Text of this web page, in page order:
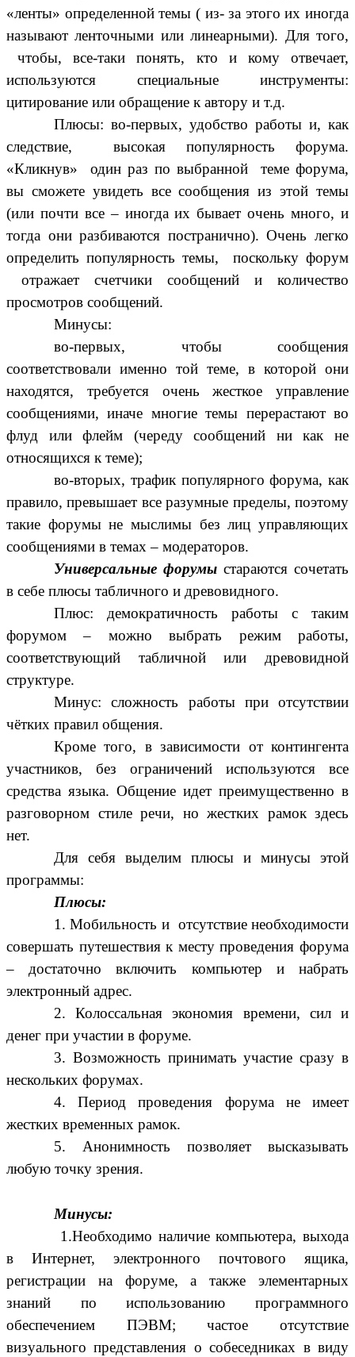
«ленты» определенной темы ( из- за этого их иногда
называют ленточными или линеарными). Для того,
чтобы, все-таки понять, кто и кому отвечает,
используются специальные инструменты:
цитирование или обращение к автору и т.д.
Плюсы: во-первых, удобство работы и, как
следствие, высокая популярность форума.
«Кликнув» один раз по выбранной теме форума,
вы сможете увидеть все сообщения из этой темы
(или почти все – иногда их бывает очень много, и
тогда они разбиваются постранично). Очень легко
определить популярность темы, поскольку форум
отражает счетчики сообщений и количество
просмотров сообщений.
Минусы:
во-первых, чтобы сообщения
соответствовали именно той теме, в которой они
находятся, требуется очень жесткое управление
сообщениями, иначе многие темы перерастают во
флуд или флейм (череду сообщений ни как не
относящихся к теме);
во-вторых, трафик популярного форума, как
правило, превышает все разумные пределы, поэтому
такие форумы не мыслимы без лиц управляющих
сообщениями в темах – модераторов.
Универсальные форумы стараются сочетать
в себе плюсы табличного и древовидного.
Плюс: демократичность работы с таким
форумом – можно выбрать режим работы,
соответствующий табличной или древовидной
структуре.
Минус: сложность работы при отсутствии
чётких правил общения.
Кроме того, в зависимости от контингента
участников, без ограничений используются все
средства языка. Общение идет преимущественно в
разговорном стиле речи, но жестких рамок здесь
нет.
Для себя выделим плюсы и минусы этой
программы:
Плюсы:
1. Мобильность и отсутствие необходимости
совершать путешествия к месту проведения форума
– достаточно включить компьютер и набрать
электронный адрес.
2. Колоссальная экономия времени, сил и
денег при участии в форуме.
3. Возможность принимать участие сразу в
нескольких форумах.
4. Период проведения форума не имеет
жестких временных рамок.
5. Анонимность позволяет высказывать
любую точку зрения.
Минусы:
1.Необходимо наличие компьютера, выхода
в Интернет, электронного почтового ящика,
регистрации на форуме, а также элементарных
знаний по использованию программного
обеспечением ПЭВМ; частое отсутствие
визуального представления о собеседниках в виду